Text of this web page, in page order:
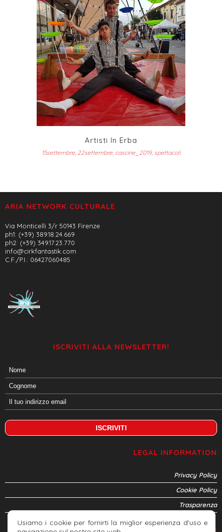
Artisti In Erba
15settembre, 22settembre, cascine_2019, spettacoli
ARIA NETWORK CULTURALE
Via Monticelli 3/r 50143 Firenze
ph1: (+39) 389.18.24.669
ph2: (+39) 349.17.23.770
info@cirkfantastik.com
C.F./P.I.: 06427060485
ISCRIVITI ALLA NEWSLETTER!
LEGAL INFORMATION
Privacy Policy
Cookie Policy
Trasparenza
CONNETTITI
Usiamo i cookie per fornirti la miglior esperienza d'uso e